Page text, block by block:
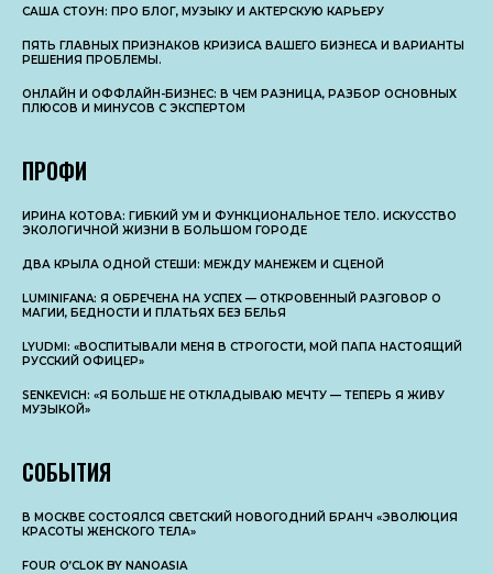
САША СТОУН: ПРО БЛОГ, МУЗЫКУ И АКТЕРСКУЮ КАРЬЕРУ
ПЯТЬ ГЛАВНЫХ ПРИЗНАКОВ КРИЗИСА ВАШЕГО БИЗНЕСА И ВАРИАНТЫ
РЕШЕНИЯ ПРОБЛЕМЫ.
ОНЛАЙН И ОФФЛАЙН-БИЗНЕС: В ЧЕМ РАЗНИЦА, РАЗБОР ОСНОВНЫX
ПЛЮСОВ И МИНУСОВ С ЭКСПЕРТОМ
ПРОФИ
ИРИНА КОТОВА: ГИБКИЙ УМ И ФУНКЦИОНАЛЬНОЕ ТЕЛО. ИСКУССТВО
ЭКОЛОГИЧНОЙ ЖИЗНИ В БОЛЬШОМ ГОРОДЕ
ДВА КРЫЛА ОДНОЙ СТЕШИ: МЕЖДУ МАНЕЖЕМ И СЦЕНОЙ
LUMINIFANA: Я ОБРЕЧЕНА НА УСПЕХ — ОТКРОВЕННЫЙ РАЗГОВОР О
МАГИИ, БЕДНОСТИ И ПЛАТЬЯХ БЕЗ БЕЛЬЯ
LYUDMI: «ВОСПИТЫВАЛИ МЕНЯ В СТРОГОСТИ, МОЙ ПАПА НАСТОЯЩИЙ
РУССКИЙ ОФИЦЕР»
SENKEVICH: «Я БОЛЬШЕ НЕ ОТКЛАДЫВАЮ МЕЧТУ — ТЕПЕРЬ Я ЖИВУ
МУЗЫКОЙ»
СОБЫТИЯ
В МОСКВЕ СОСТОЯЛСЯ СВЕТСКИЙ НОВОГОДНИЙ БРАНЧ «ЭВОЛЮЦИЯ
КРАСОТЫ ЖЕНСКОГО ТЕЛА»
FOUR O’CLOK BY NANOASIA